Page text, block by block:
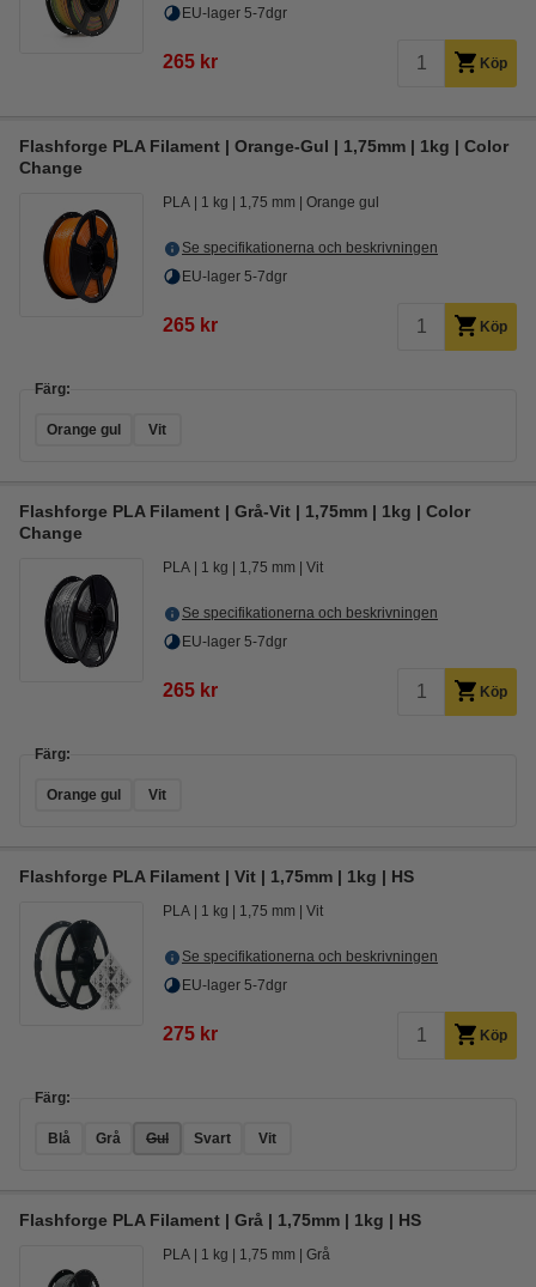
EU-lager 5-7dgr
265 kr Köp
Flashforge PLA Filament | Orange-Gul | 1,75mm | 1kg | Color
Change
PLA 1 kg 1,75 mm Orange gul
Se specifikationerna och beskrivningen
EU-lager 5-7dgr
265 kr Köp
Färg:
Orange gul Vit
Flashforge PLA Filament | Grå-Vit | 1,75mm | 1kg | Color
Change
PLA 1 kg 1,75 mm Vit
Se specifikationerna och beskrivningen
EU-lager 5-7dgr
265 kr Köp
Färg:
Orange gul Vit
Flashforge PLA Filament | Vit | 1,75mm | 1kg | HS
PLA 1 kg 1,75 mm Vit
Se specifikationerna och beskrivningen
EU-lager 5-7dgr
275 kr Köp
Färg:
Blå Grå Gul Svart Vit
Flashforge PLA Filament | Grå | 1,75mm | 1kg | HS
PLA 1 kg 1,75 mm Grå